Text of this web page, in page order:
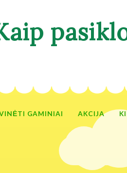
GAMINIAI AKCIJA